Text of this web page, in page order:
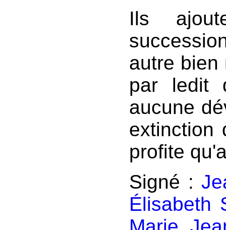
Ils
autre bien
par ledit
aucune
extinction
profite
Signé :
Élisabeth